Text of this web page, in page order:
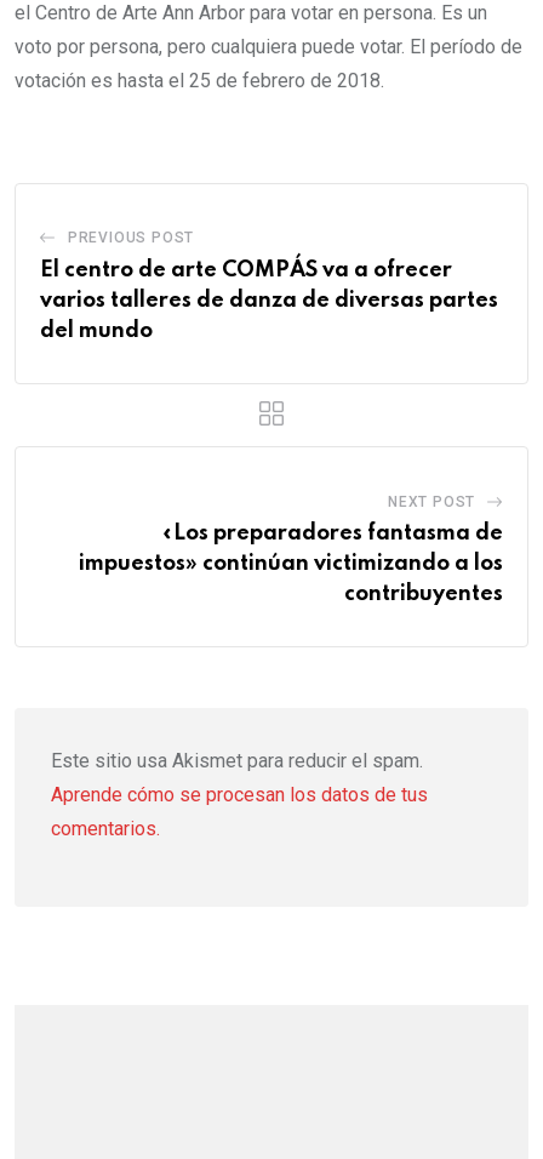
el Centro de Arte Ann Arbor para votar en persona. Es un
voto por persona, pero cualquiera puede votar. El período de
votación es hasta el 25 de febrero de 2018.
PREVIOUS POST
El centro de arte COMPÁS va a ofrecer
varios talleres de danza de diversas partes
del mundo
NEXT POST
«Los preparadores fantasma de
impuestos» continúan victimizando a los
contribuyentes
Este sitio usa Akismet para reducir el spam.
Aprende cómo se procesan los datos de tus
comentarios.